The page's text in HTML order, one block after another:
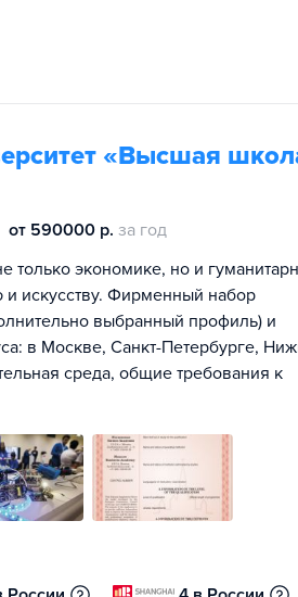
«Высшая
от 590000 р. за год
экономике, но и
искусству. Фирменный набор
выбранный профиль) и
в Москве, Санкт-Петербурге,
среда, общие требования к